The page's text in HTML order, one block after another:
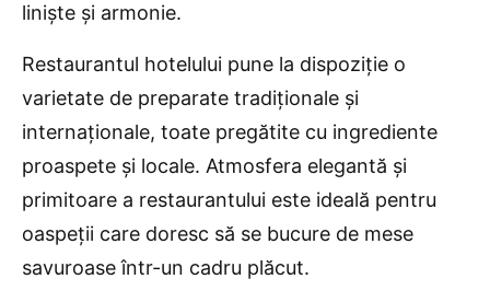
liniște și armonie.
Restaurantul hotelului pune la dispoziție o
varietate de preparate tradiționale și
internaționale, toate pregătite cu ingrediente
proaspete și locale. Atmosfera elegantă și
primitoare a restaurantului este ideală pentru
oaspeții care doresc să se bucure de mese
savuroase într-un cadru plăcut.